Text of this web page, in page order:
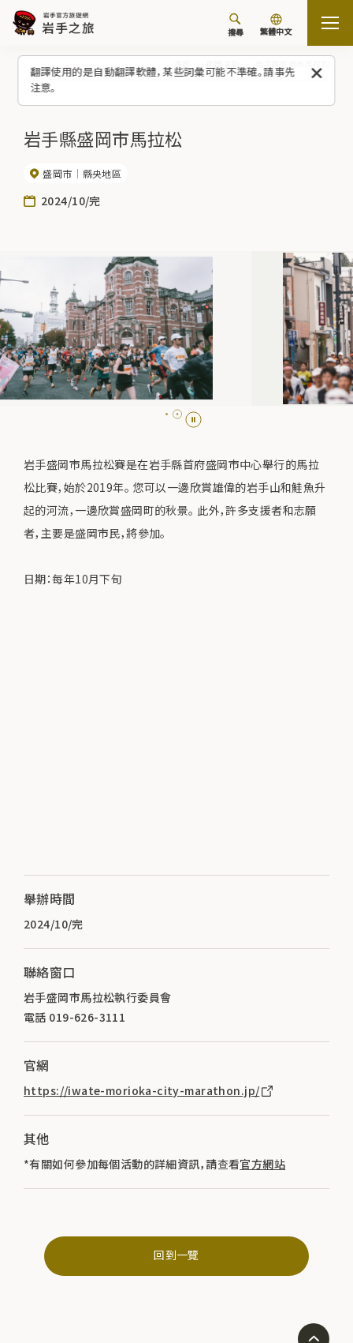
翻譯使用的是自動翻譯軟體，某些詞彙可能不準確。請事先
注意。
搜尋 繁體中文
岩手縣盛岡市馬拉松
盛岡市 縣央地區
2024/10/完
岩手盛岡市馬拉松賽是在岩手縣首府盛岡市中心舉行的馬拉
松比賽，始於2019年。 您可以一邊欣賞雄偉的岩手山和鮭魚升
起的河流，一邊欣賞盛岡町的秋景。 此外，許多支援者和志願
者，主要是盛岡市民，將參加。
日期：每年10月下旬
舉辦時間
2024/10/完
聯絡窗口
岩手盛岡市馬拉松執行委員會
電話 019-626-3111
官網
https://iwate-morioka-city-marathon.jp/
其他
*有關如何參加每個活動的詳細資訊，請查看官方網站
回到一覽